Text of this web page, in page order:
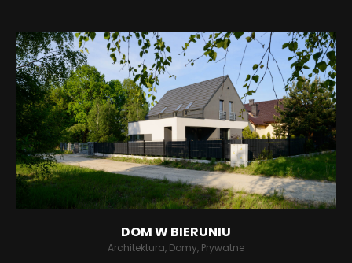
DOM W BIERUNIU
Architektura, Domy, Prywatne